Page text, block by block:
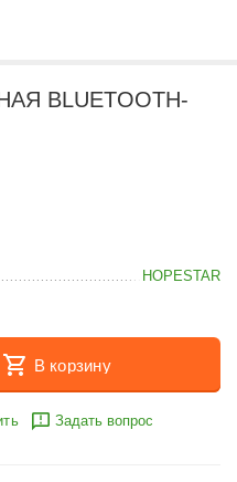
BLUETOOTH-
HOPESTAR
В корзину
Задать вопрос